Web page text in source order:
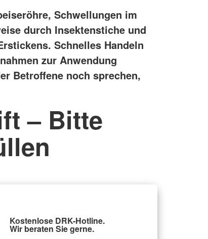
Schwellungen im
durch Insektenstiche und
Schnelles Handeln
zur Anwendung
Betroffene noch sprechen,
– Bitte
Kostenlose DRK-Hotline.
Wir beraten Sie gerne.